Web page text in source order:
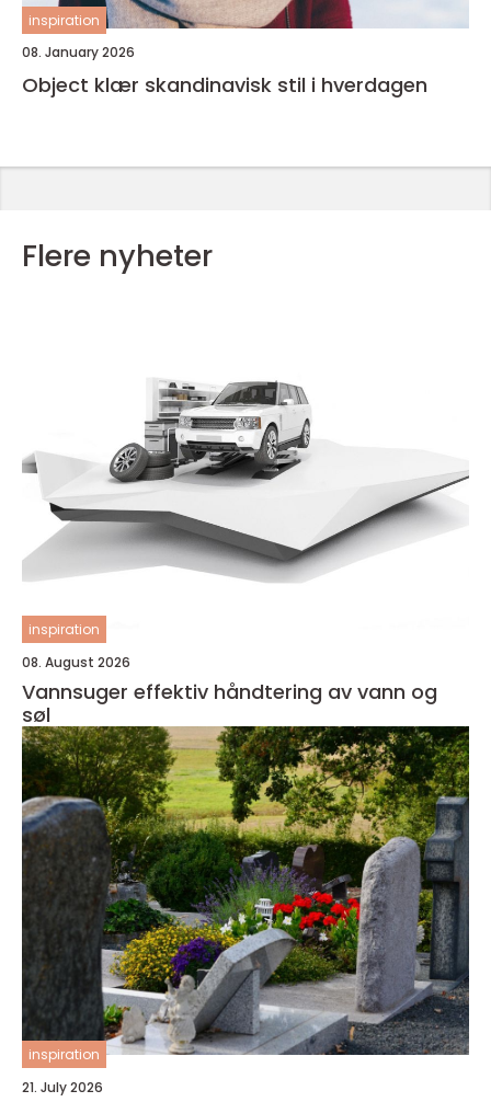
inspiration
08. January 2026
Object klær skandinavisk stil i hverdagen
Flere nyheter
inspiration
08. August 2026
Vannsuger effektiv håndtering av vann og
søl
inspiration
21. July 2026